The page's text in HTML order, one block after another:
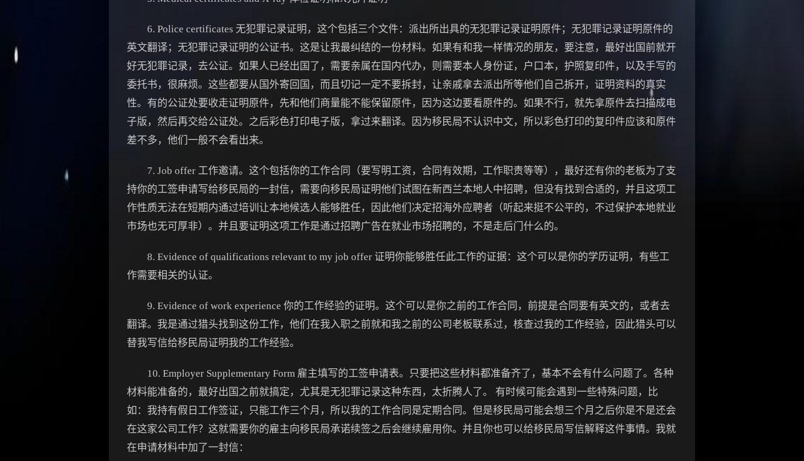
6. Police certificates 无犯罪记录证明，这个包括三个文件：派出所出具的无犯罪记录证明原件；无犯罪记录证明原件的
英文翻译；无犯罪记录证明的公证书。这是让我最纠结的一份材料。如果有和我一样情况的朋友，要注意，最好出国前就开
好无犯罪记录，去公证。如果人已经出国了，需要亲属在国内代办，则需要本人身份证，户口本，护照复印件，以及手写的
委托书，很麻烦。这些都要从国外寄回国，而且切记一定不要拆封，让亲戚拿去派出所等他们自己拆开，证明资料的真实
性。有的公证处要收走证明原件，先和他们商量能不能保留原件，因为这边要看原件的。如果不行，就先拿原件去扫描成电
子版，然后再交给公证处。之后彩色打印电子版，拿过来翻译。因为移民局不认识中文，所以彩色打印的复印件应该和原件
差不多，他们一般不会看出来。
7. Job offer 工作邀请。这个包括你的工作合同（要写明工资，合同有效期，工作职责等等），最好还有你的老板为了支
持你的工签申请写给移民局的一封信，需要向移民局证明他们试图在新西兰本地人中招聘，但没有找到合适的，并且这项工
作性质无法在短期内通过培训让本地候选人能够胜任，因此他们决定招海外应聘者（听起来挺不公平的，不过保护本地就业
市场也无可厚非）。并且要证明这项工作是通过招聘广告在就业市场招聘的，不是走后门什么的。
8. Evidence of qualifications relevant to my job offer 证明你能够胜任此工作的证据：这个可以是你的学历证明，有些工
作需要相关的认证。
9. Evidence of work experience 你的工作经验的证明。这个可以是你之前的工作合同，前提是合同要有英文的，或者去
翻译。我是通过猎头找到这份工作，他们在我入职之前就和我之前的公司老板联系过，核查过我的工作经验，因此猎头可以
替我写信给移民局证明我的工作经验。
10. Employer Supplementary Form 雇主填写的工签申请表。只要把这些材料都准备齐了，基本不会有什么问题了。各种
材料能准备的，最好出国之前就搞定，尤其是无犯罪记录这种东西，太折腾人了。 有时候可能会遇到一些特殊问题，比
如：我持有假日工作签证，只能工作三个月，所以我的工作合同是定期合同。但是移民局可能会想三个月之后你是不是还会
在这家公司工作？这就需要你的雇主向移民局承诺续签之后会继续雇用你。并且你也可以给移民局写信解释这件事情。我就
在申请材料中加了一封信：